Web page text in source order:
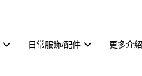
日常服飾/配件 更多介紹